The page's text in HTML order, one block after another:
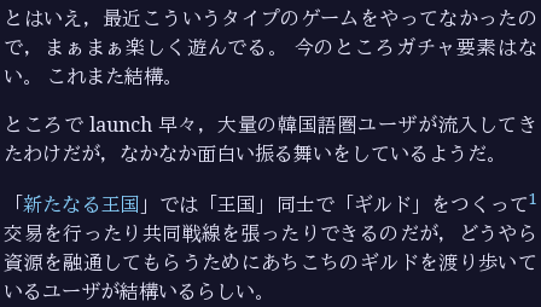
とはいえ，最近こういうタイプのゲームをやってなかったの
で，まぁまぁ楽しく遊んでる。 今のところガチャ要素はな
い。 これまた結構。
ところで launch 早々，大量の韓国語圏ユーザが流入してき
たわけだが，なかなか面白い振る舞いをしているようだ。
「新たなる王国 」では「王国」同士で「ギルド」をつくって1
交易を行ったり共同戦線を張ったりできるのだが，どうやら
資源を融通してもらうためにあちこちのギルドを渡り歩いて
いるユーザが結構いるらしい。